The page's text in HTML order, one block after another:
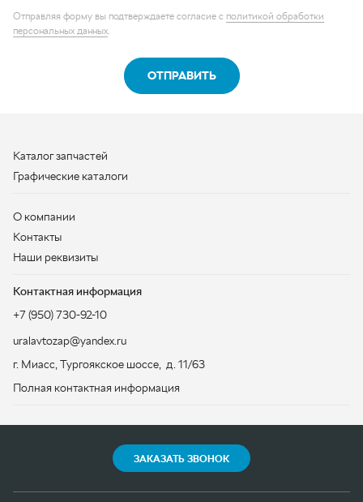
Каталог запчастей
Контактная информация
+7 (950) 730-92-10
uralavtozap@yandex.ru
г. Миасс, Тургоякское шоссе, д. 11/63
Полная контактная информация
Политика конфиденциальности